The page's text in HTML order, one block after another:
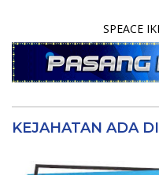
KEJAHATAN ADA